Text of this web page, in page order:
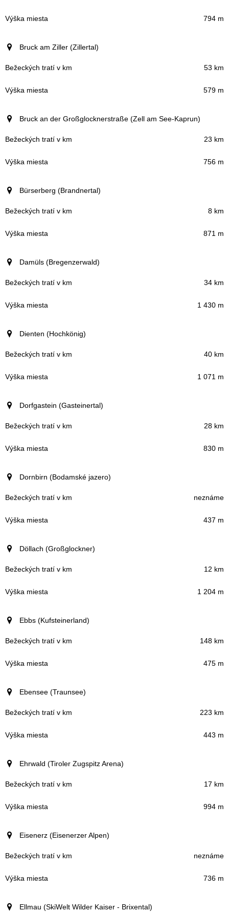
794 m
Bruck am Ziller (Zillertal)
53 km
579 m
Bruck an der Großglocknerstraße (Zell am See-Kaprun)
23 km
756 m
Bürserberg (Brandnertal)
8 km
871 m
Damüls (Bregenzerwald)
34 km
1 430 m
Dienten (Hochkönig)
40 km
1 071 m
Dorfgastein (Gasteinertal)
28 km
830 m
Dornbirn (Bodamské jazero)
neznáme
437 m
Döllach (Großglockner)
12 km
1 204 m
Ebbs (Kufsteinerland)
148 km
475 m
Ebensee (Traunsee)
223 km
443 m
Ehrwald (Tiroler Zugspitz Arena)
17 km
994 m
Eisenerz (Eisenerzer Alpen)
neznáme
736 m
Ellmau (SkiWelt Wilder Kaiser - Brixental)